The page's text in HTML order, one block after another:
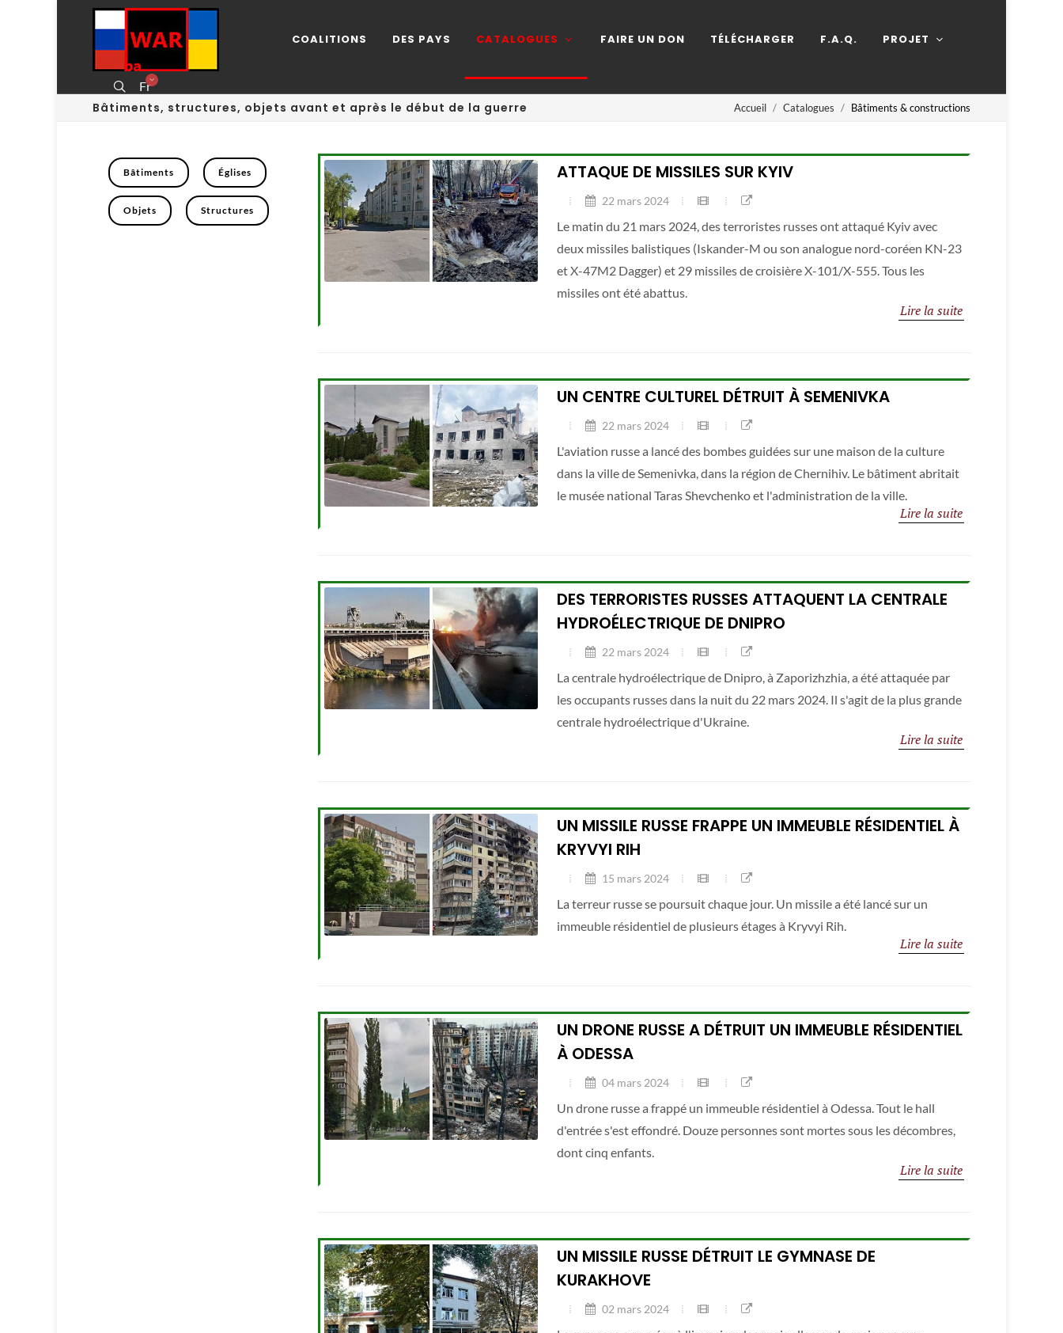
Fr
COALITIONS DES PAYS CATALOGUES FAIRE UN DON TÉLÉCHARGER F.A.Q. PROJET
Bâtiments, structures, objets avant et après le début de la guerre Accueil Catalogues Bâtiments & constructions
Bâtiments Églises
Objets Structures
ATTAQUE DE MISSILES SUR KYIV
22 mars 2024
Le matin du 21 mars 2024, des terroristes russes ont attaqué Kyiv avec
deux missiles balistiques (Iskander-M ou son analogue nord-coréen KN-23
et X-47M2 Dagger) et 29 missiles de croisière X-101/X-555. Tous les
missiles ont été abattus.
Lire la suite
UN CENTRE CULTUREL DÉTRUIT À SEMENIVKA
22 mars 2024
L'aviation russe a lancé des bombes guidées sur une maison de la culture
dans la ville de Semenivka, dans la région de Chernihiv. Le bâtiment abritait
le musée national Taras Shevchenko et l'administration de la ville.
Lire la suite
DES TERRORISTES RUSSES ATTAQUENT LA CENTRALE
HYDROÉLECTRIQUE DE DNIPRO
22 mars 2024
La centrale hydroélectrique de Dnipro, à Zaporizhzhia, a été attaquée par
les occupants russes dans la nuit du 22 mars 2024. Il s'agit de la plus grande
centrale hydroélectrique d'Ukraine.
Lire la suite
UN MISSILE RUSSE FRAPPE UN IMMEUBLE RÉSIDENTIEL À
KRYVYI RIH
15 mars 2024
La terreur russe se poursuit chaque jour. Un missile a été lancé sur un
immeuble résidentiel de plusieurs étages à Kryvyi Rih.
Lire la suite
UN DRONE RUSSE A DÉTRUIT UN IMMEUBLE RÉSIDENTIEL
À ODESSA
04 mars 2024
Un drone russe a frappé un immeuble résidentiel à Odessa. Tout le hall
d'entrée s'est effondré. Douze personnes sont mortes sous les décombres,
dont cinq enfants.
Lire la suite
UN MISSILE RUSSE DÉTRUIT LE GYMNASE DE
KURAKHOVE
02 mars 2024